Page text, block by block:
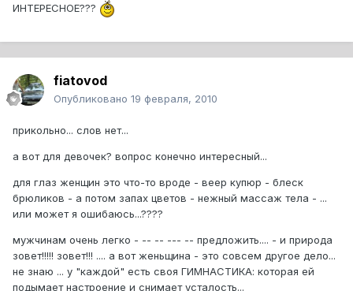
ИНТЕРЕСНОЕ???
fiatovod
Опубликовано 19 февраля, 2010
прикольно... слов нет...
а вот для девочек? вопрос конечно интересный...
для глаз женщин это что-то вроде - веер купюр - блеск
брюликов - а потом запах цветов - нежный массаж тела - ...
или может я ошибаюсь...????
мужчинам очень легко - -- -- --- -- предложить.... - и природа
зовет!!!!! зовет!!! .... а вот женьщина - это совсем другое дело...
не знаю ... у "каждой" есть своя ГИМНАСТИКА: которая ей
подымает настроение и снимает усталость...